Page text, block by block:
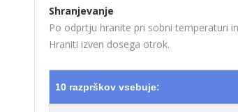
Shranjevanje
Po odprtju hranite pri sobni temperaturi
Hraniti izven dosega otrok.
10 razprškov vsebuje: